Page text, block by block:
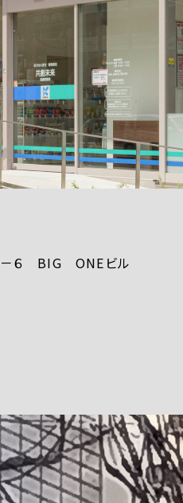
－６ BIG ONEビル